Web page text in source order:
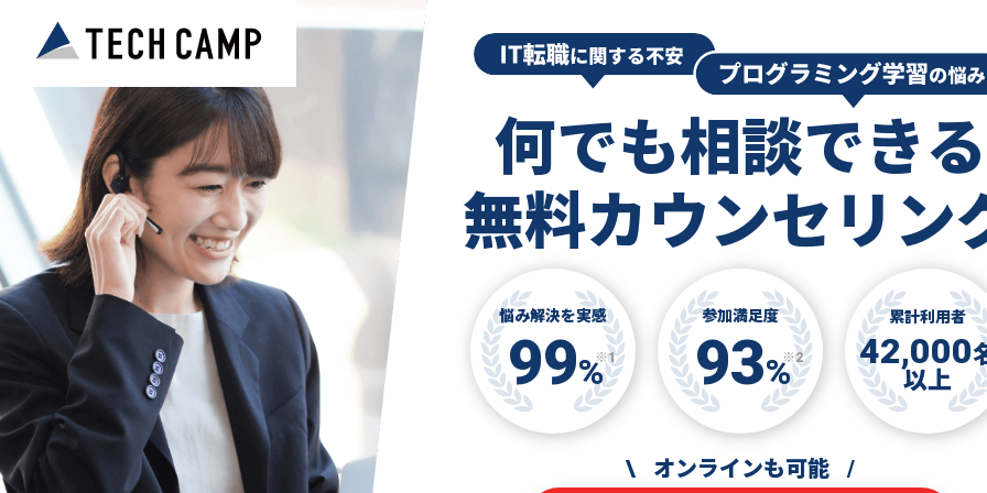
何でも相談できる
無料カウンセリン
悩み解決を実感
99%※1
参加満足度
93%※2
累計利用者
42,000
以上
\ オンラインも可能 /